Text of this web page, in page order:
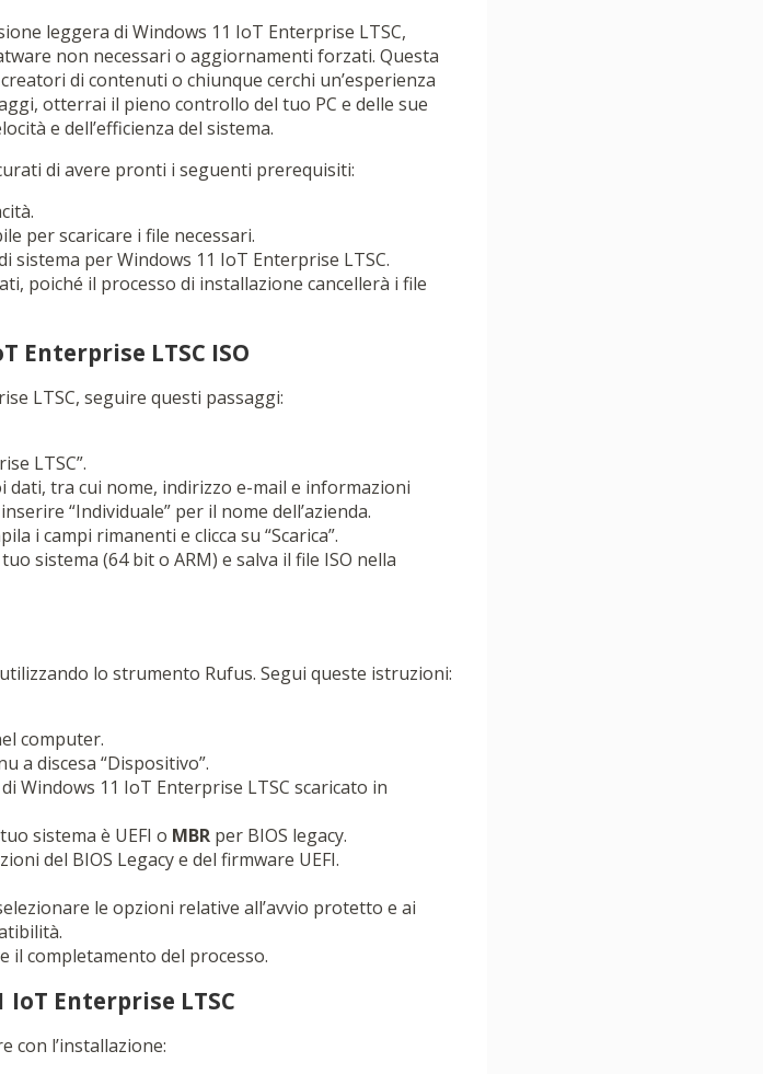
leggera di Windows 11 IoT Enterprise LTSC,
non necessari o aggiornamenti forzati. Questa
di contenuti o chiunque cerchi un’esperienza
otterrai il pieno controllo del tuo PC e delle sue
e dell’efficienza del sistema.
di avere pronti i seguenti prerequisiti:
per scaricare i file necessari.
sistema per Windows 11 IoT Enterprise LTSC.
poiché il processo di installazione cancellerà i file
Enterprise LTSC ISO
LTSC, seguire questi passaggi:
LTSC”.
tra cui nome, indirizzo e-mail e informazioni
“Individuale” per il nome dell’azienda.
i campi rimanenti e clicca su “Scarica”.
sistema (64 bit o ARM) e salva il file ISO nella
lo strumento Rufus. Segui queste istruzioni:
computer.
a discesa “Dispositivo”.
Windows 11 IoT Enterprise LTSC scaricato in
sistema è UEFI o MBR per BIOS legacy.
del BIOS Legacy e del firmware UEFI.
le opzioni relative all’avvio protetto e ai
il completamento del processo.
Enterprise LTSC
con l’installazione: